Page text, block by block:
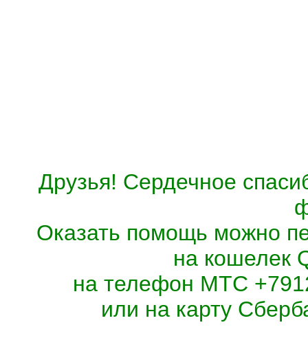
Друзья! Сердечное
Оказать помощь можно
на кошелек
на телефон МТС
или на карту